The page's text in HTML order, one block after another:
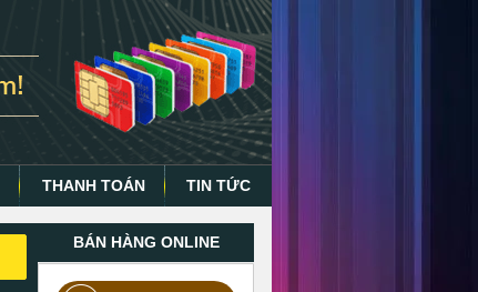
THANH TOÁN TIN TỨC
BÁN HÀNG ONLINE